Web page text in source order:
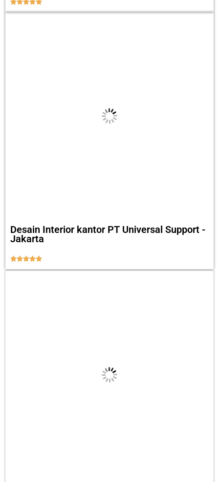

Desain Interior kantor PT Universal Support -
Jakarta
